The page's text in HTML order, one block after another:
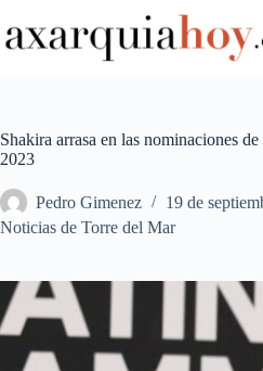
al
contenido
Shakira arrasa en las nominaciones
2023
Pedro Gimenez
19 de
Noticias de Torre del Mar